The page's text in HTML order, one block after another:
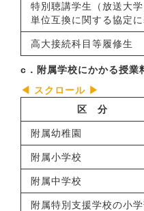
特別聴講学生（放送大
単位互換に関する協定に
高大接続科目等履修生
c．附属学校にかかる授業
区 分
附属幼稚園
附属小学校
附属中学校
附属特別支援学校の小学